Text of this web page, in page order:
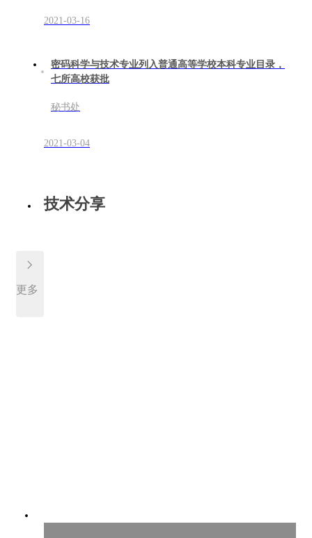
2021-03-16
密码科学与技术专业列入普通高等学校本科专业目录，
七所高校获批
秘书处
2021-03-04
技术分享
更多